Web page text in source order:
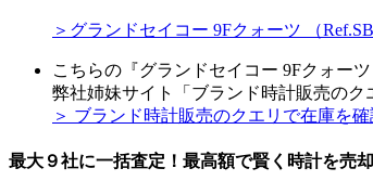
＞グランドセイコー 9Fクォーツ （
こちらの『グランドセイコー 9Fクォー
弊社姉妹サイト「ブランド時計販売の
＞ ブランド時計販売のクエリで在庫を確
最大９社に一括査定！ 最高額で賢く時計を売